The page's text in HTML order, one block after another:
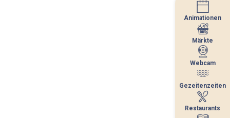
Animationen
Märkte
Webcam
Gezeitenzeiten
Restaurants